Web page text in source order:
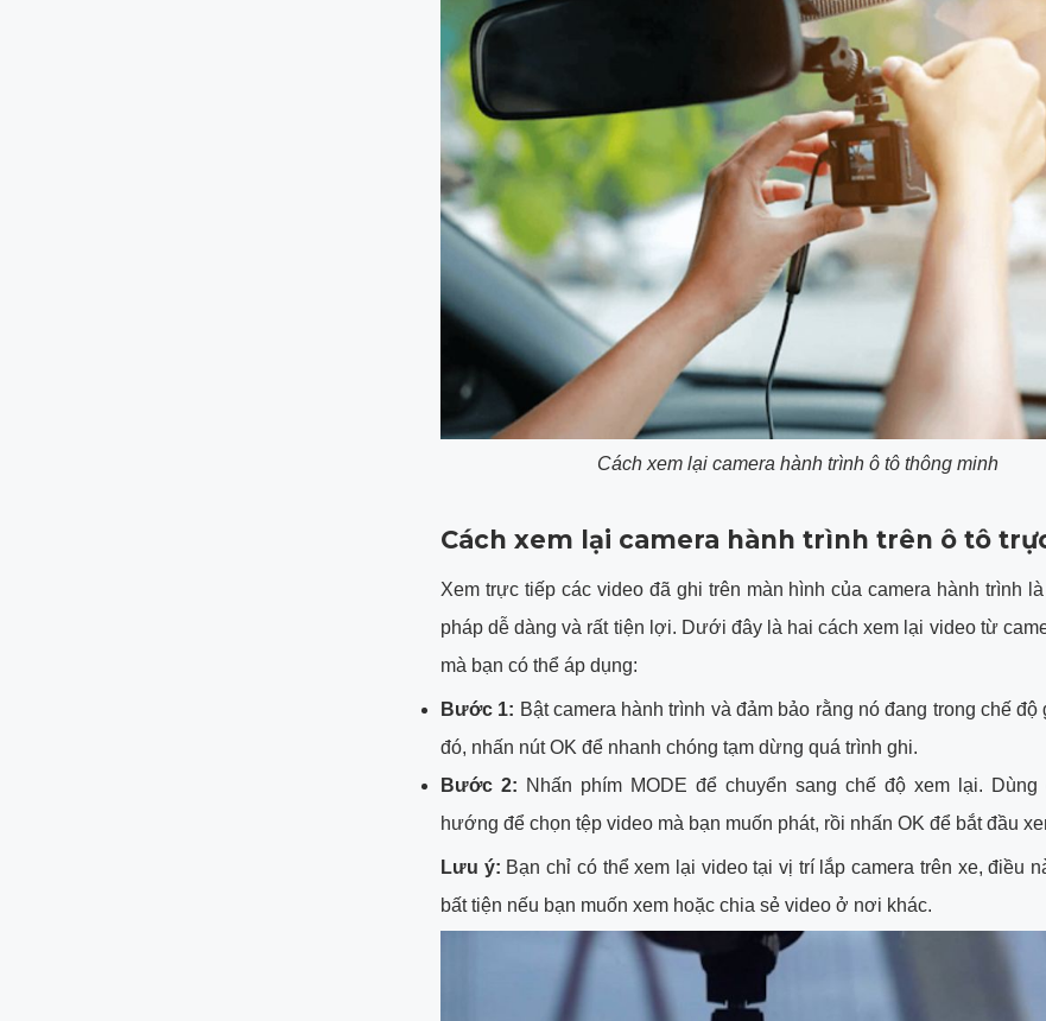
Cách xem lại camera hành trình ô tô thông minh
Cách xem lại camera hành trình trên ô tô
Xem trực tiếp các video đã ghi trên màn hình của camera hành trình
pháp dễ dàng và rất tiện lợi. Dưới đây là hai cách xem lại video từ
mà bạn có thể áp dụng:
Bước 1: Bật camera hành trình và đảm bảo rằng nó đang trong chế độ
đó, nhấn nút OK để nhanh chóng tạm dừng quá trình ghi.
Bước 2: Nhấn phím MODE để chuyển sang chế độ xem lại. Dùng
hướng để chọn tệp video mà bạn muốn phát, rồi nhấn OK để bắt đầu
Lưu ý: Bạn chỉ có thể xem lại video tại vị trí lắp camera trên xe, điều
bất tiện nếu bạn muốn xem hoặc chia sẻ video ở nơi khác.